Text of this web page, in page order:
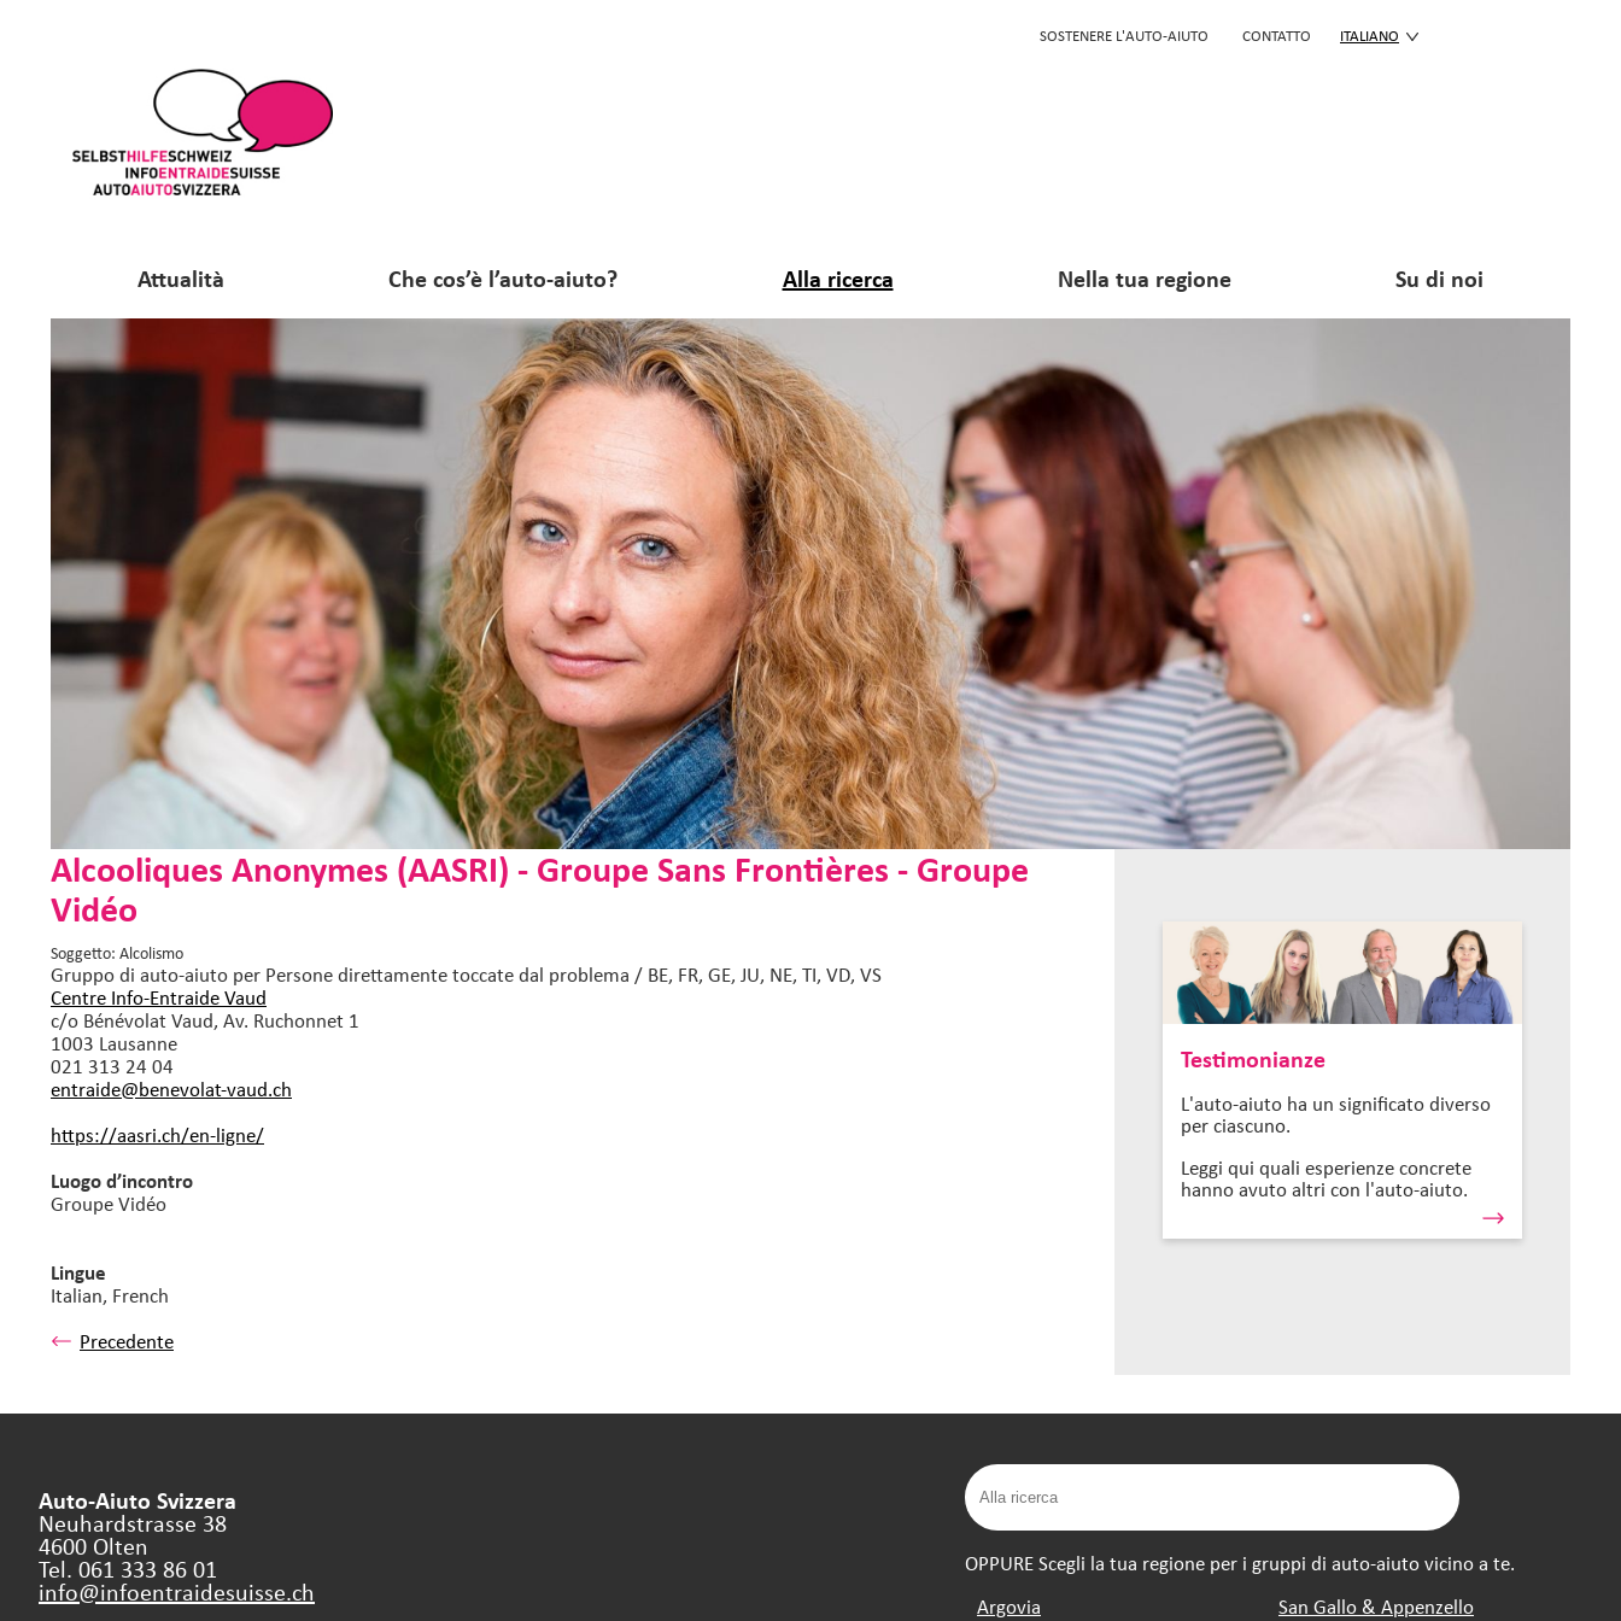
SOSTENERE L'AUTO-AIUTO CONTATTO ITALIANO
Attualità Che cos’è l’auto-aiuto? Alla ricerca Nella tua regione Su di noi
Alcooliques Anonymes (AASRI) - Groupe Sans Frontières - Groupe
Vidéo
Soggetto: Alcolismo
Gruppo di auto-aiuto per Persone direttamente toccate dal problema / BE, FR, GE, JU, NE, TI, VD, VS
Centre Info-Entraide Vaud
c/o Bénévolat Vaud, Av. Ruchonnet 1
1003 Lausanne
021 313 24 04
entraide@benevolat-vaud.ch
https://aasri.ch/en-ligne/
Luogo d’incontro
Groupe Vidéo
Lingue
Italian, French
Precedente
Testimonianze
L'auto-aiuto ha un significato diverso
per ciascuno.
Leggi qui quali esperienze concrete
hanno avuto altri con l'auto-aiuto.
Auto-Aiuto Svizzera
Neuhardstrasse 38
4600 Olten
Tel. 061 333 86 01
info@infoentraidesuisse.ch
OPPURE Scegli la tua regione per i gruppi di auto-aiuto vicino a te.
Argovia
San Gallo & Appenzello